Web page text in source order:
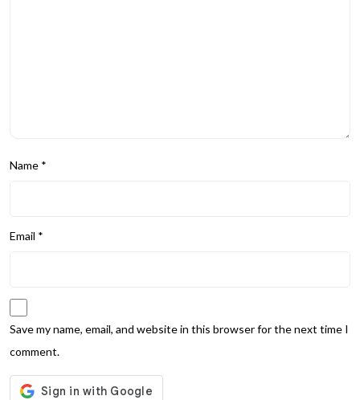
Name *
Email *
Save my name, email, and website in this browser for the next time I
comment.